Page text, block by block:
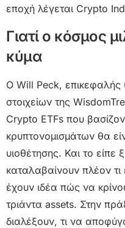
εποχή λέγεται Crypto
Γιατί ο κόσμος
κύμα
Ο Will Peck, επικεφαλής
στοιχείων της
Crypto ETFs που
κρυπτονομισμάτων θα
υιοθέτησης. Και το
καταλαβαίνουν πλέον
έχουν ιδέα πώς να
τριάντα assets. Στην
διαλέξουν, τι να